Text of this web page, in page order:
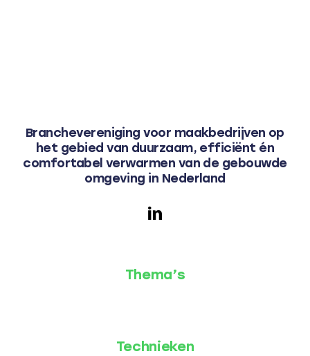
Branchevereniging voor maakbedrijven op
het gebied van duurzaam, efficiënt én
comfortabel verwarmen van de gebouwde
omgeving in Nederland
Thema’s
Technieken